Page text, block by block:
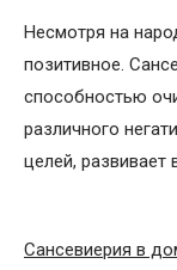
Несмотря на
позитивное.
способностью
различного
целей, развивает
Сансевиерия в